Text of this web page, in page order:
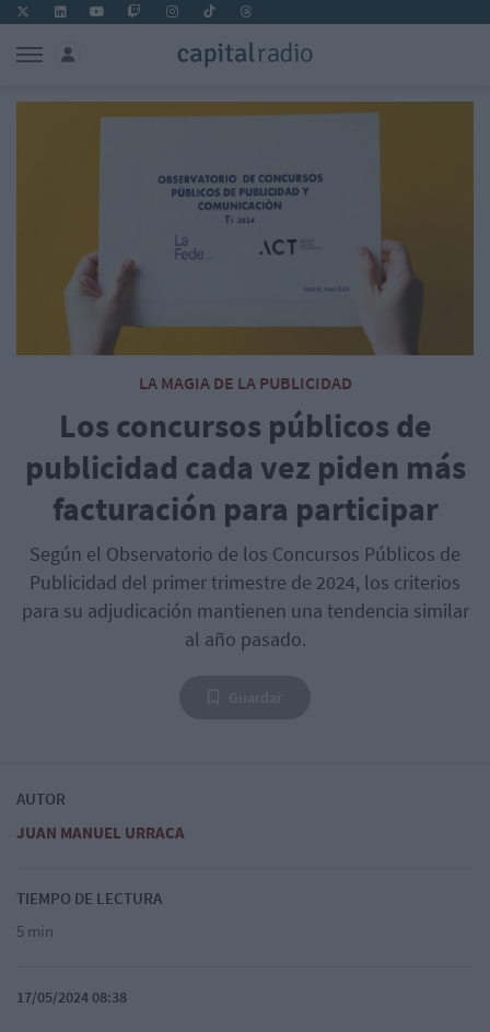
LA MAGIA DE LA PUBLICIDAD
Los concursos públicos de
publicidad cada vez piden más
facturación para participar
Según el Observatorio de los Concursos Públicos de
Publicidad del primer trimestre de 2024, los criterios
para su adjudicación mantienen una tendencia similar
al año pasado.
AUTOR
JUAN MANUEL URRACA
TIEMPO DE LECTURA
5 min
17/05/2024 08:38